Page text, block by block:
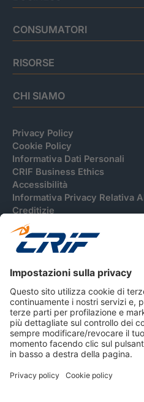
CONSUMATORI
RISORSE
CHI SIAMO
Privacy Policy
Cookie Policy
Informativa Dati Personali
CRIF Business Ethics
Accessibilità
Informativa Privacy Relativa
Creditizie
sottoscritto € 51.941.235,00 di cui
R.E.A. n° 410952 | Reg. Impr. Bo,
Società soggetta all'attività di
CRIBIS Holding S.r.l., Società con
Società con Sistema di